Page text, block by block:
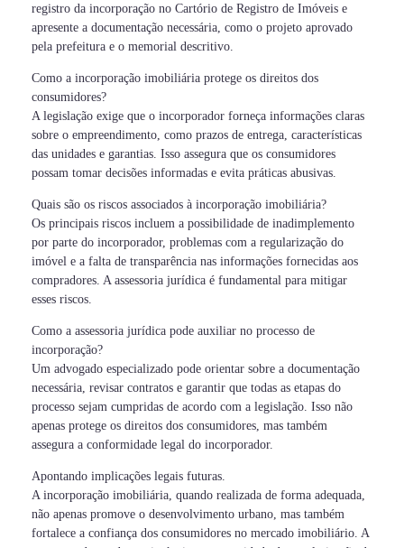
registro da incorporação no Cartório de Registro de Imóveis e
apresente a documentação necessária, como o projeto aprovado
pela prefeitura e o memorial descritivo.
Como a incorporação imobiliária protege os direitos dos
consumidores?
A legislação exige que o incorporador forneça informações claras
sobre o empreendimento, como prazos de entrega, características
das unidades e garantias. Isso assegura que os consumidores
possam tomar decisões informadas e evita práticas abusivas.
Quais são os riscos associados à incorporação imobiliária?
Os principais riscos incluem a possibilidade de inadimplemento
por parte do incorporador, problemas com a regularização do
imóvel e a falta de transparência nas informações fornecidas aos
compradores. A assessoria jurídica é fundamental para mitigar
esses riscos.
Como a assessoria jurídica pode auxiliar no processo de
incorporação?
Um advogado especializado pode orientar sobre a documentação
necessária, revisar contratos e garantir que todas as etapas do
processo sejam cumpridas de acordo com a legislação. Isso não
apenas protege os direitos dos consumidores, mas também
assegura a conformidade legal do incorporador.
Apontando implicações legais futuras.
A incorporação imobiliária, quando realizada de forma adequada,
não apenas promove o desenvolvimento urbano, mas também
fortalece a confiança dos consumidores no mercado imobiliário. A